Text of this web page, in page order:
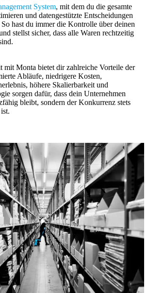
System, mit dem du die gesamte
und datengestützte Entscheidungen
hast du immer die Kontrolle über deinen
stellst sicher, dass alle Waren rechtzeitig
mit Monta bietet dir zahlreiche Vorteile der
Abläufe, niedrigere Kosten,
höhere Skalierbarkeit und
sorgen dafür, dass dein Unternehmen
bleibt, sondern der Konkurrenz stets